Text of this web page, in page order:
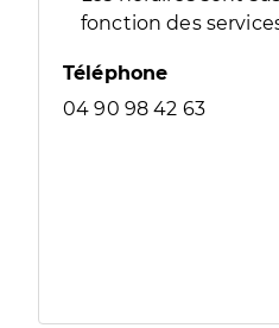
fonction des
Téléphone
04 90 98 42 63